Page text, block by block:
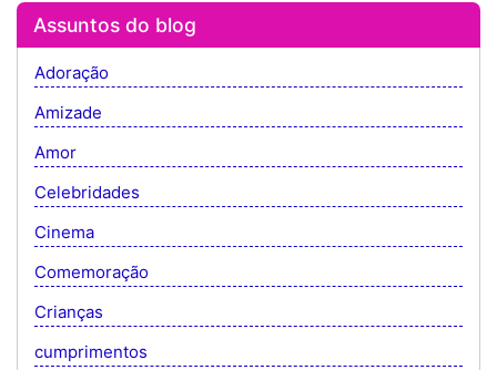
Assuntos do blog
Adoração
Amizade
Amor
Celebridades
Cinema
Comemoração
Crianças
cumprimentos